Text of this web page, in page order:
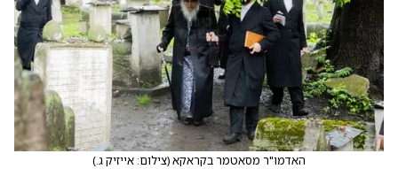
האדמו"ר מסאטמר בקראקא(צילום: אייזיק ג.)